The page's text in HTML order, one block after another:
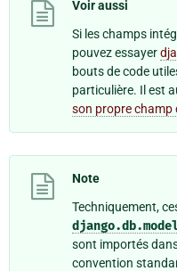
Voir aussi
Si les champs
pouvez essayer
bouts de code
particulière. Il est
son propre champ
Note
Techniquement,
sont importés
convention